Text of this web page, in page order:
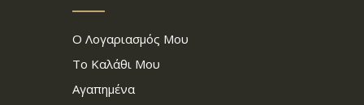
Ο Λογαριασμός Μου
Το Καλάθι Μου
Αγαπημένα